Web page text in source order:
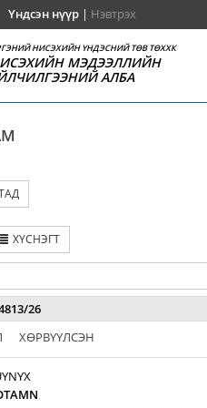
Үндсэн нүүр| Нэвтрэх
НИСЭХИЙН ҮНДЭСНИЙ ТӨВ ТӨХХК
МЭДЭЭЛЛИЙН
АЛБА
ХҮСНЭГТ
26
ХӨРВҮҮЛСЭН